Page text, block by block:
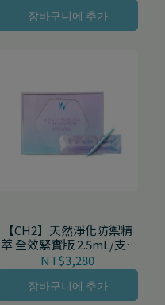
장바구니에 추가
【CH2】天然淨化防禦精
萃 全效緊實版 2.5mL/支 7
支/盒
NT$3,280
장바구니에 추가